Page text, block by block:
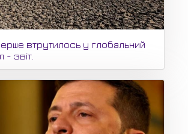
втрутилось у глобальний
- звіт.